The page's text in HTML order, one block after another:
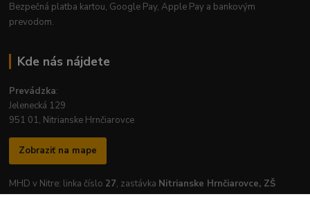
Bezpečná platba kartou, Google Pay, Apple Pay a bankovým
prevodom.
Kde nás nájdete
Prevádzka:
Jelenecká 129
951 01, Nitrianske Hrnčiarovce
Zobraziť na mape
MHD v Nitre: linka číslo 27, zastávka Nitrianske Hrnčiarovce, ZŠ